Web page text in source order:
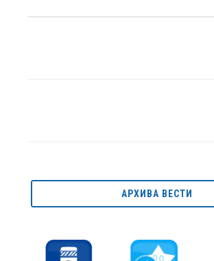
АРХИВА ВЕСТИ